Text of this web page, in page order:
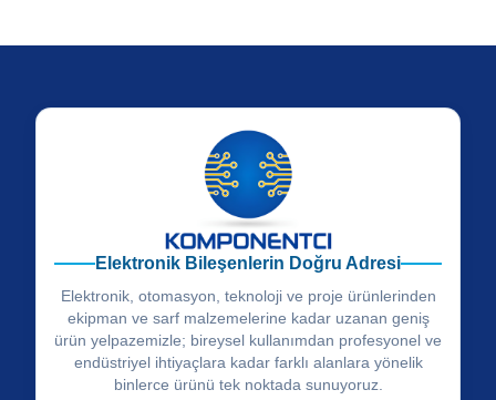
Elektronik Bileşenlerin Doğru Adresi
Elektronik, otomasyon, teknoloji ve proje ürünlerinden
ekipman ve sarf malzemelerine kadar uzanan geniş
ürün yelpazemizle; bireysel kullanımdan profesyonel ve
endüstriyel ihtiyaçlara kadar farklı alanlara yönelik
binlerce ürünü tek noktada sunuyoruz.